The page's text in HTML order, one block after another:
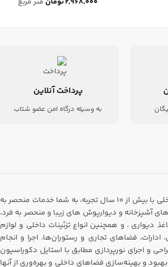
پرداخت آنلاین
به وسیله درگاه امن عضو شتاب
شرکت دکوراسیون داخلی سارای، یکی از پیشروان در زمینه طراحی و اجرای دکوراسیون داخلی با بیش از ۱۰ سال تجربه، به شما خدمات منحصر به
آشپزخانه و دیوارپوش های زیبا و منحصر به فرد،
، و همچنین انواع تزئینات داخلی و لوازم
فضاهای تجاری و رستوران‌ها، اجرا و انجام
و اجرای نورپردازی مطابق با استایل دکوراسیون
و بهینه‌سازی فضاهای داخلی و بهره‌وری از آنها